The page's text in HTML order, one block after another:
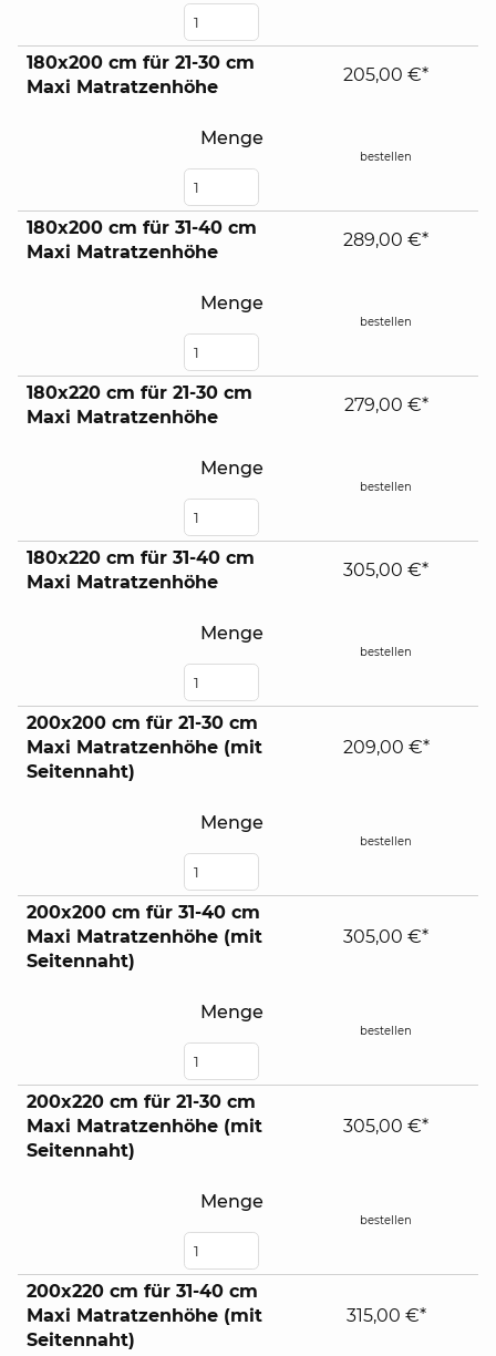
180x200 cm für 21-30 cm
Maxi Matratzenhöhe
Menge
205,00 €*
bestellen
180x200 cm für 31-40 cm
Maxi Matratzenhöhe
Menge
289,00 €*
bestellen
180x220 cm für 21-30 cm
Maxi Matratzenhöhe
Menge
279,00 €*
bestellen
180x220 cm für 31-40 cm
Maxi Matratzenhöhe
Menge
305,00 €*
bestellen
200x200 cm für 21-30 cm
Maxi Matratzenhöhe (mit
Seitennaht)
Menge
209,00 €*
bestellen
200x200 cm für 31-40 cm
Maxi Matratzenhöhe (mit
Seitennaht)
Menge
305,00 €*
bestellen
200x220 cm für 21-30 cm
Maxi Matratzenhöhe (mit
Seitennaht)
Menge
305,00 €*
bestellen
200x220 cm für 31-40 cm
Maxi Matratzenhöhe (mit
Seitennaht)
315,00 €*